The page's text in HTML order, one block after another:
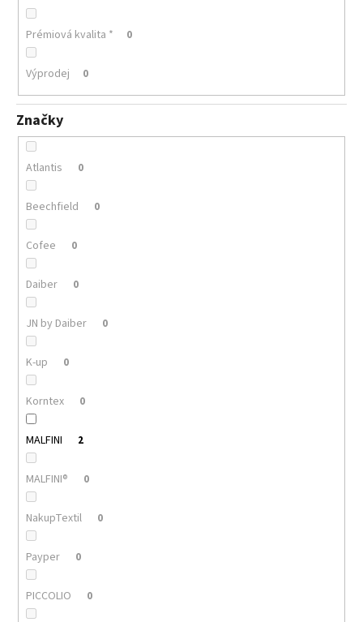
Prémiová kvalita * 0
Výprodej 0
Značky
Atlantis 0
Beechfield 0
Cofee 0
Daiber 0
JN by Daiber 0
K-up 0
Korntex 0
MALFINI 2
MALFINI® 0
NakupTextil 0
Payper 0
PICCOLIO 0